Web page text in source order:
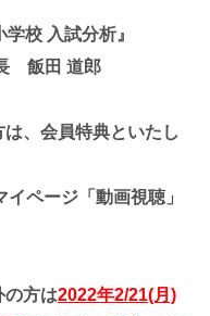
校 入試分析』
飯田 道郎
、会員特典といたし
ページ「動画視聴」
の方は2022年2/21(月)